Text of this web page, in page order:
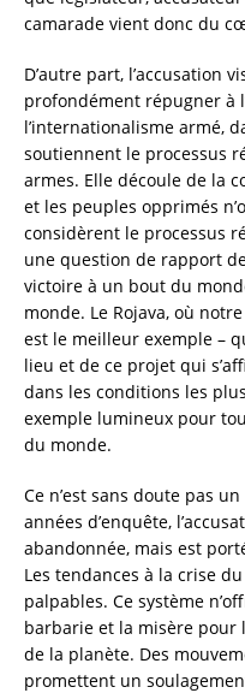
camarade vient donc du
D’autre part, l’accusation
profondément répugner à
l’internationalisme armé,
soutiennent le processus
armes. Elle découle de la
et les peuples opprimés
considèrent le processus
une question de rapport
victoire à un bout du
monde. Le Rojava, où
est le meilleur exemple –
lieu et de ce projet qui
dans les conditions les
exemple lumineux pour
du monde.
Ce n’est sans doute pas
années d’enquête,
abandonnée, mais est
Les tendances à la crise
palpables. Ce système
barbarie et la misère pour
de la planète. Des
promettent un